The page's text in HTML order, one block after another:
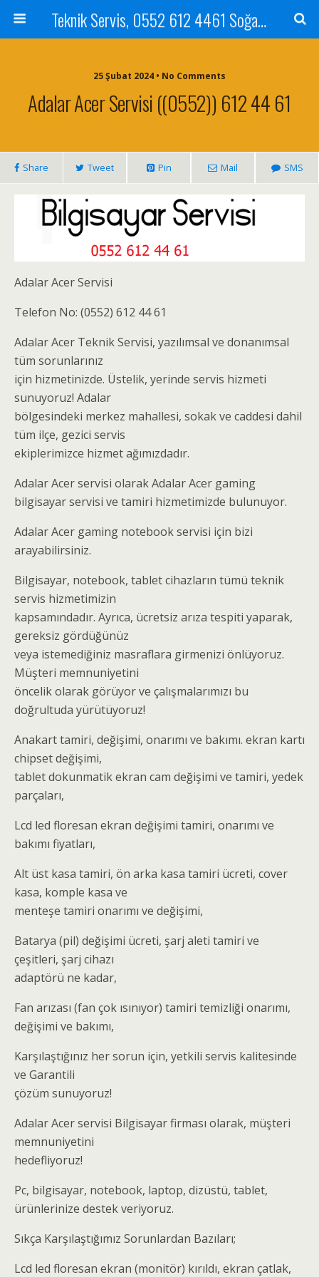
Teknik Servis, 0552 612 4461 Soğanlık Bilgisayar Teknik Servisi ve Tamiri
25 Şubat 2024 • No Comments
Adalar Acer Servisi ((0552)) 612 44 61
Share Tweet Pin Mail SMS
Adalar Acer Servisi
Telefon No: (0552) 612 44 61
Adalar Acer Teknik Servisi, yazılımsal ve donanımsal
tüm sorunlarınız
için hizmetinizde. Üstelik, yerinde servis hizmeti
sunuyoruz! Adalar
bölgesindeki merkez mahallesi, sokak ve caddesi dahil
tüm ilçe, gezici servis
ekiplerimizce hizmet ağımızdadır.
Adalar Acer servisi olarak Adalar Acer gaming
bilgisayar servisi ve tamiri hizmetimizde bulunuyor.
Adalar Acer gaming notebook servisi için bizi
arayabilirsiniz.
Bilgisayar, notebook, tablet cihazların tümü teknik
servis hizmetimizin
kapsamındadır. Ayrıca, ücretsiz arıza tespiti yaparak,
gereksiz gördüğünüz
veya istemediğiniz masraflara girmenizi önlüyoruz.
Müşteri memnuniyetini
öncelik olarak görüyor ve çalışmalarımızı bu
doğrultuda yürütüyoruz!
Anakart tamiri, değişimi, onarımı ve bakımı. ekran kartı
chipset değişimi,
tablet dokunmatik ekran cam değişimi ve tamiri, yedek
parçaları,
Lcd led floresan ekran değişimi tamiri, onarımı ve
bakımı fiyatları,
Alt üst kasa tamiri, ön arka kasa tamiri ücreti, cover
kasa, komple kasa ve
menteşe tamiri onarımı ve değişimi,
Batarya (pil) değişimi ücreti, şarj aleti tamiri ve
çeşitleri, şarj cihazı
adaptörü ne kadar,
Fan arızası (fan çok ısınıyor) tamiri temizliği onarımı,
değişimi ve bakımı,
Karşılaştığınız her sorun için, yetkili servis kalitesinde
ve Garantili
çözüm sunuyoruz!
Adalar Acer servisi Bilgisayar firması olarak, müşteri
memnuniyetini
hedefliyoruz!
Pc, bilgisayar, notebook, laptop, dizüstü, tablet,
ürünlerinize destek veriyoruz.
Sıkça Karşılaştığımız Sorunlardan Bazıları;
Lcd led floresan ekran (monitör) kırıldı, ekran çatlak,